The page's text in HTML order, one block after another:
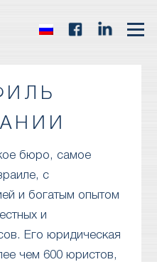
бюро, самое
с
и богатым опытом
и
Его юридическая
чем 600 юристов,